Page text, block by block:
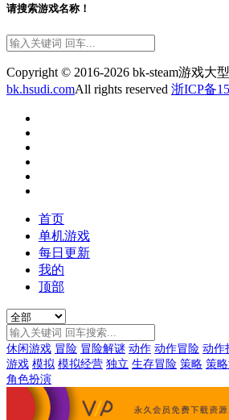
请搜索游戏名称！
Copyright © 2016-2026 bk-steam游戏大
bk.hsudi.comAll rights reserved 浙ICP备
首页
单机游戏
每日更新
我的
顶部
休闲游戏 冒险 冒险解谜 动作 动作冒险 动作
游戏 模拟 模拟经营 独立 生存冒险 策略 策
角色扮演